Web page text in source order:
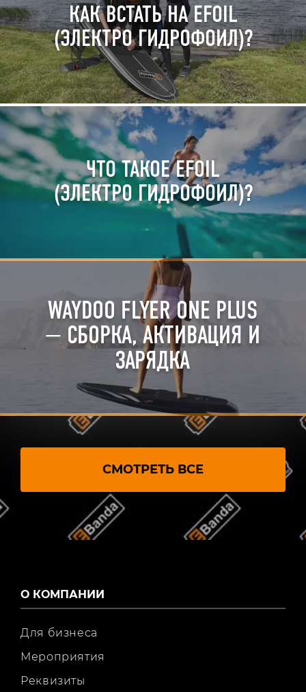
КАК ВСТАТЬ НА EFOIL
(ЭЛЕКТРО ГИДРОФОИЛ)?
ЧТО ТАКОЕ EFOIL
(ЭЛЕКТРО ГИДРОФОИЛ)?
WAYDOO FLYER ONE PLUS
— СБОРКА, АКТИВАЦИЯ И
ЗАРЯДКА
СМОТРЕТЬ ВСЕ
О КОМПАНИИ
Для бизнеса
Мероприятия
Реквизиты